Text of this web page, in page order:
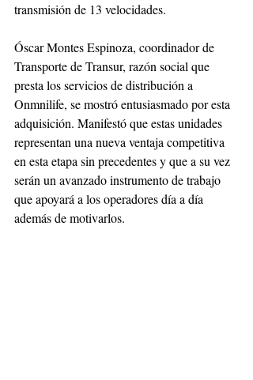
transmisión de 13 velocidades.
Óscar Montes Espinoza, coordinador de
Transporte de Transur, razón social que
presta los servicios de distribución a
Onmnilife, se mostró entusiasmado por esta
adquisición. Manifestó que estas unidades
representan una nueva ventaja competitiva
en esta etapa sin precedentes y que a su vez
serán un avanzado instrumento de trabajo
que apoyará a los operadores día a día
además de motivarlos.